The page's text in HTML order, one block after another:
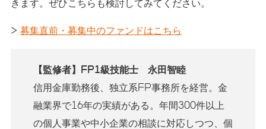
きます。ぜひこちらも検討してみてください。
> 募集直前・募集中のファンドはこちら
【監修者】FP1級技能士 永田智睦
信用金庫勤務後、独立系FP事務所を経営。金
融業界で16年の実績がある。年間300件以上
の個人事業や中小企業の相談に対応しつつ、個